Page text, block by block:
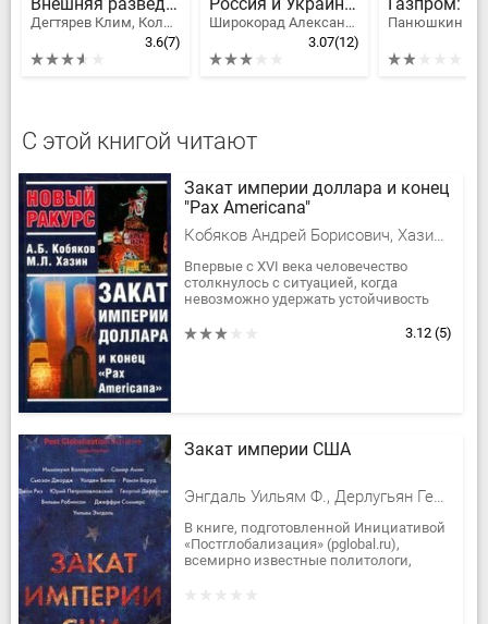
Дегтярев Клим, Колпакиди Александр Иванович
3.6(7)
Широкорад Александр Борисович
3.07(12)
С этой книгой читают
Закат империи доллара и конец
"Pax Americana"
Кобяков Андрей Борисович, Хазин Михаил Леонидович
Впервые с XVI века человечество
столкнулось с ситуацией, когда
невозможно удержать устойчивость
а сейчас доллара. Как США...
3.12 (5)
Закат империи США
Энгдаль Уильям Ф., Дерлугьян Георгий, Кагарлицкий Борис Юльевич
В книге, подготовленной Инициативой
«Постглобализация» (pglobal.ru),
всемирно известные политологи,